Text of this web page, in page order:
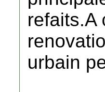
refaits.A
urbain